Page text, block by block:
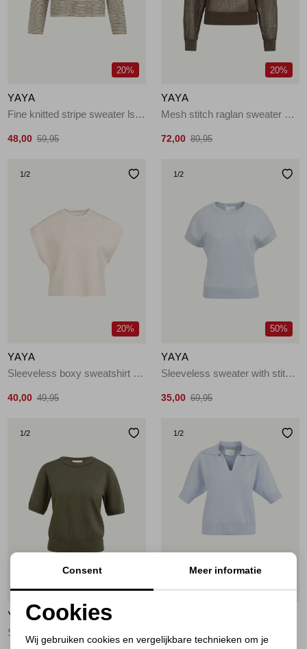
Jassen
Schoenen
20%
YAYA
Fine knitted stripe sweater ls 990581
48,00 59,95
20%
YAYA
Mesh stitch raglan sweater 99070
72,00 89,95
1/2
20%
YAYA
Sleeveless boxy sweatshirt 99067
40,00 49,95
1/2
50%
YAYA
Sleeveless sweater with stitch 990732
35,00 69,95
1/2
50%
YAYA
1/2
50%
Consent Meer informatie
Cookies
Wij gebruiken cookies en vergelijkbare technieken om je